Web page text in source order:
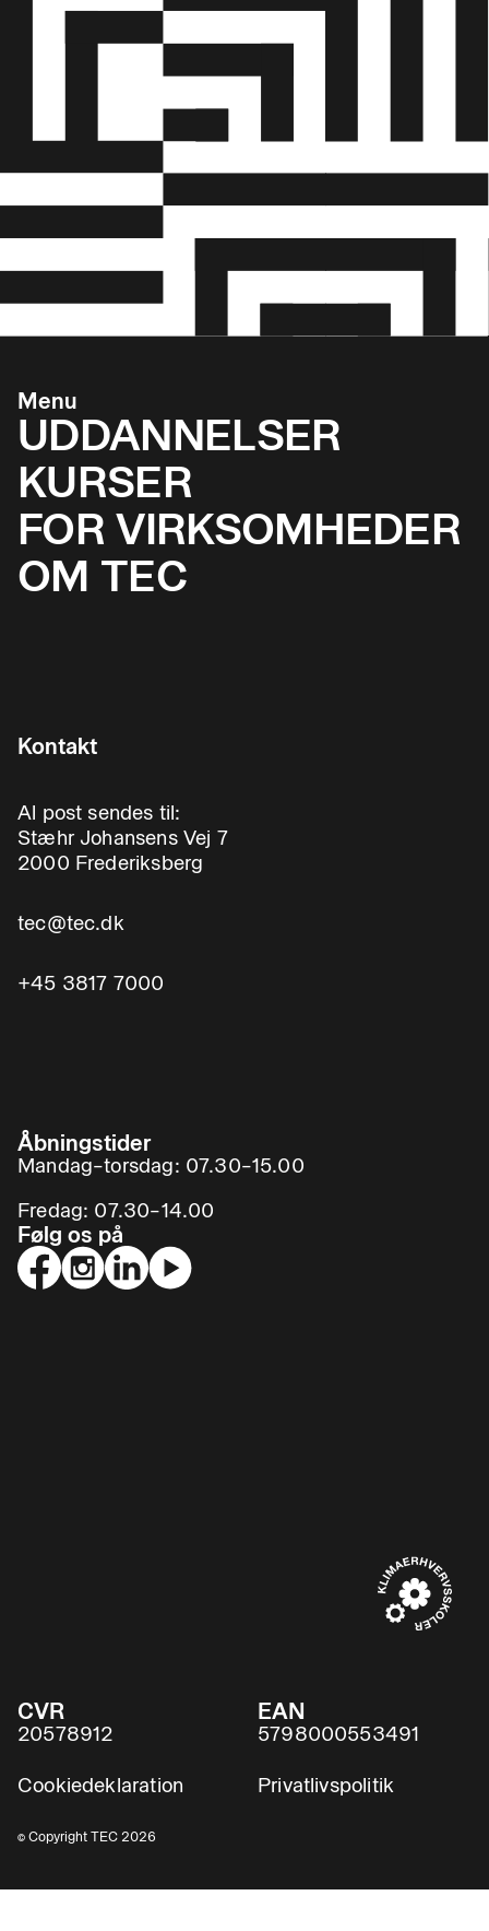
Menu
UDDANNELSER
KURSER
FOR VIRKSOMHEDER
OM TEC
Kontakt
Al post sendes til:
Stæhr Johansens Vej 7
2000 Frederiksberg
tec@tec.dk
+45 3817 7000
Åbningstider
Mandag–torsdag: 07.30–15.00
Fredag: 07.30–14.00
Følg os på
CVR
20578912
EAN
5798000553491
Cookiedeklaration Privatlivspolitik
© Copyright TEC 2026